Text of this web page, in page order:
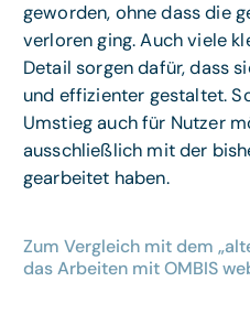
geworden, ohne dass die
verloren ging. Auch viele
Detail sorgen dafür, dass
und effizienter gestaltet.
Umstieg auch für Nutzer
ausschließlich mit der
gearbeitet haben.
Zum Vergleich mit dem
das Arbeiten mit OMBIS